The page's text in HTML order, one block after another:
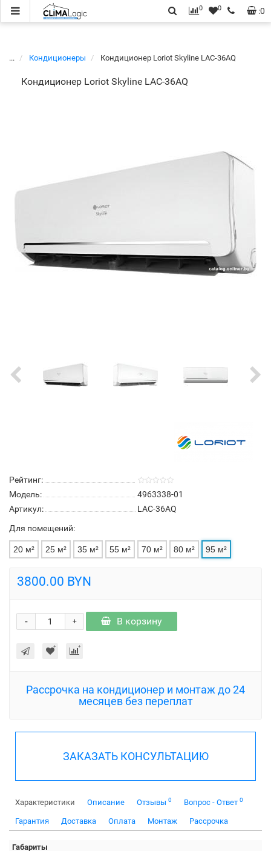
:0
0 0
... Кондиционеры Кондиционер Loriot Skyline LAC-36AQ
Кондиционер Loriot Skyline LAC-36AQ
Рейтинг:
Модель:
4963338-01
Артикул:
LAC-36AQ
Для помещений:
20 м² 25 м² 35 м² 55 м² 70 м² 80 м² 95 м²
3800.00 BYN
+
- В корзину
Рассрочка на кондиционер и монтаж до 24
месяцев без переплат
ЗАКАЗАТЬ КОНСУЛЬТАЦИЮ
Характеристики Описание Отзывы 0 Вопрос - Ответ 0
Гарантия Доставка Оплата Монтаж Рассрочка
Габариты